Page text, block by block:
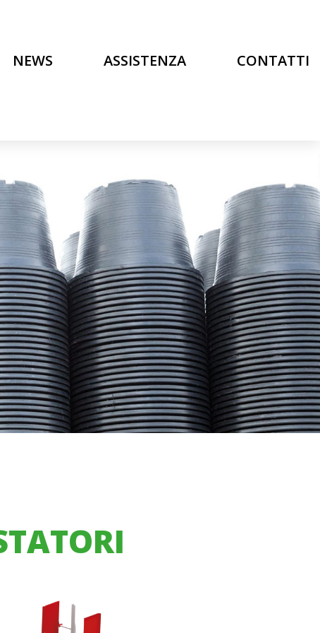
NEWS ASSISTENZA CONTATTI